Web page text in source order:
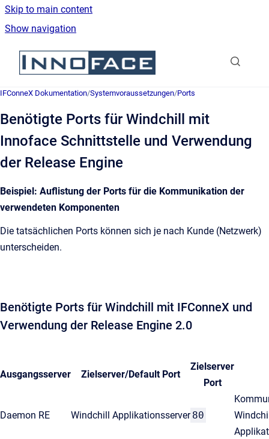
Skip to main content
Show navigation
Go to homepage
IFConneX Dokumentation/Systemvoraussetzungen/Ports
Benötigte Ports für Windchill mit
Innoface Schnittstelle und Verwendung
der Release Engine
Beispiel: Auflistung der Ports für die Kommunikation der
verwendeten Komponenten
Die tatsächlichen Ports können sich je nach Kunde (Netzwerk)
unterscheiden.
Benötigte Ports für Windchill mit IFConneX und
Verwendung der Release Engine 2.0
Ausgangsserver Zielserver/Default Port
Zielserver
Port
Daemon RE Windchill Applikationsserver 80